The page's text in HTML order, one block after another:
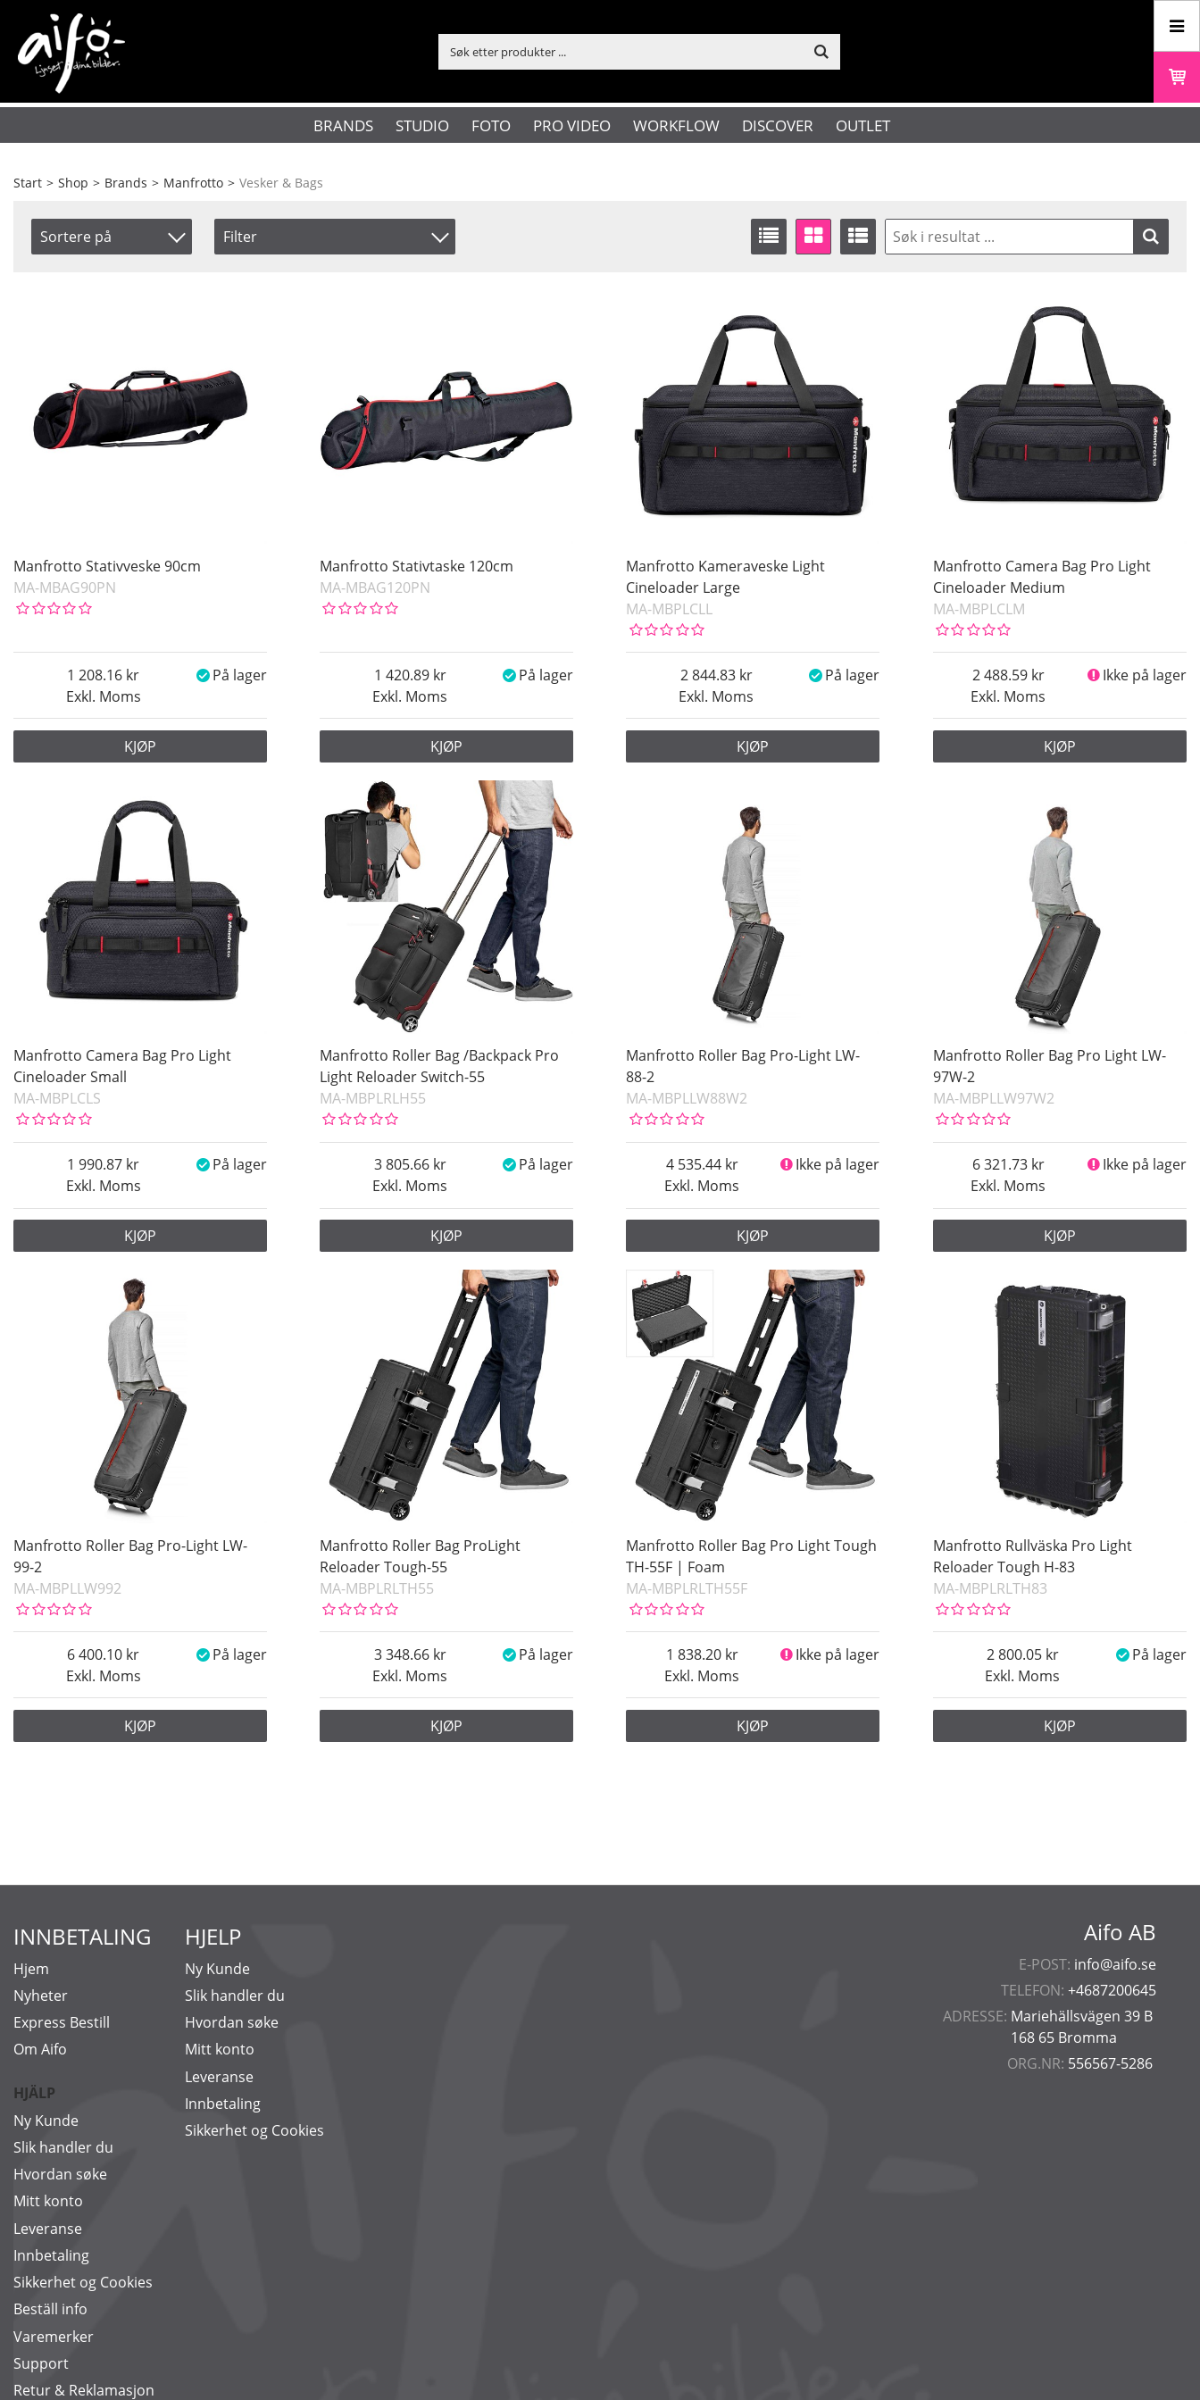
BRANDS STUDIO FOTO PRO VIDEO WORKFLOW DISCOVER OUTLET
Start > Shop > Brands > Manfrotto > Vesker & Bags
Sortere på Filter
Manfrotto Stativveske 90cm
MA-MBAG90PN
Exkl. Moms
1 208.16 På lager
KJØP
Manfrotto Stativtaske 120cm
MA-MBAG120PN
Exkl. Moms
1 420.89 På lager
KJØP
Manfrotto Kameraveske Light
Cineloader Large
MA-MBPLCLL
Exkl. Moms
2 844.83 På lager
KJØP
Manfrotto Camera Bag Pro Light
Cineloader Medium
MA-MBPLCLM
Exkl. Moms
2 488.59 Ikke på lager
KJØP
Manfrotto Camera Bag Pro Light
Cineloader Small
MA-MBPLCLS
Exkl. Moms
1 990.87 På lager
KJØP
Manfrotto Roller Bag /Backpack Pro
Light Reloader Switch-55
MA-MBPLRLH55
Exkl. Moms
3 805.66 På lager
KJØP
Manfrotto Roller Bag Pro-Light LW-
88-2
MA-MBPLLW88W2
Exkl. Moms
4 535.44 Ikke på lager
KJØP
Manfrotto Roller Bag Pro Light LW-
97W-2
MA-MBPLLW97W2
Exkl. Moms
6 321.73 Ikke på lager
KJØP
Manfrotto Roller Bag Pro-Light LW-
99-2
MA-MBPLLW992
Exkl. Moms
6 400.10 På lager
KJØP
Manfrotto Roller Bag ProLight
Reloader Tough-55
MA-MBPLRLTH55
Exkl. Moms
3 348.66 På lager
KJØP
Manfrotto Roller Bag Pro Light Tough
TH-55F | Foam
MA-MBPLRLTH55F
Exkl. Moms
1 838.20 Ikke på lager
KJØP
Manfrotto Rullväska Pro Light
Reloader Tough H-83
MA-MBPLRLTH83
Exkl. Moms
2 800.05 På lager
KJØP
Aifo AB
E-POST: info@aifo.se
TELEFON: +4687200645
ADRESSE: Mariehällsvägen 39 B
168 65 Bromma
ORG.NR: 556567-5286
INNBETALING
Hjem
Nyheter
Express Bestill
Om Aifo
HJÄLP
Ny Kunde
Slik handler du
Hvordan søke
Mitt konto
Leveranse
Innbetaling
Sikkerhet og Cookies
Beställ info
Varemerker
Support
Retur & Reklamasjon
HJELP
Ny Kunde
Slik handler du
Hvordan søke
Mitt konto
Leveranse
Innbetaling
Sikkerhet og Cookies